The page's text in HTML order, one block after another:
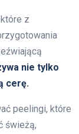
z
nie tylko
cerę.
peelingi, które
świeżą,